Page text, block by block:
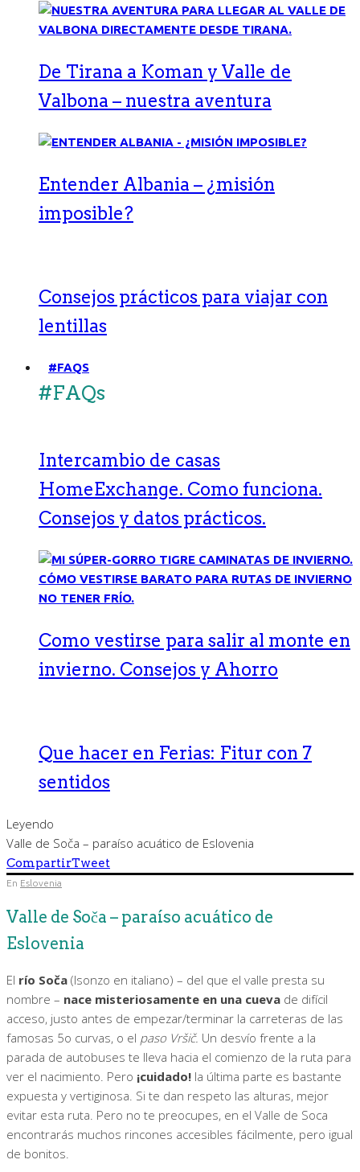
De Tirana a Koman y Valle de
Valbona – nuestra aventura
Entender Albania – ¿misión
imposible?
Consejos prácticos para viajar con
lentillas
#FAQS
#FAQs
Intercambio de casas
HomeExchange. Como funciona.
Consejos y datos prácticos.
Como vestirse para salir al monte en
invierno. Consejos y Ahorro
Que hacer en Ferias: Fitur con 7
sentidos
Leyendo
Valle de Soča – paraíso acuático de Eslovenia
CompartirTweet
En Eslovenia
Valle de Soča – paraíso acuático de
Eslovenia
El río Soča (Isonzo en italiano) – del que el valle presta su
nombre – nace misteriosamente en una cueva de difícil
acceso, justo antes de empezar/terminar la carreteras de las
famosas 5o curvas, o el paso Vršič. Un desvío frente a la
parada de autobuses te lleva hacia el comienzo de la ruta para
ver el nacimiento. Pero ¡cuidado! la última parte es bastante
expuesta y vertiginosa. Si te dan respeto las alturas, mejor
evitar esta ruta. Pero no te preocupes, en el Valle de Soca
encontrarás muchos rincones accesibles fácilmente, pero igual
de bonitos.